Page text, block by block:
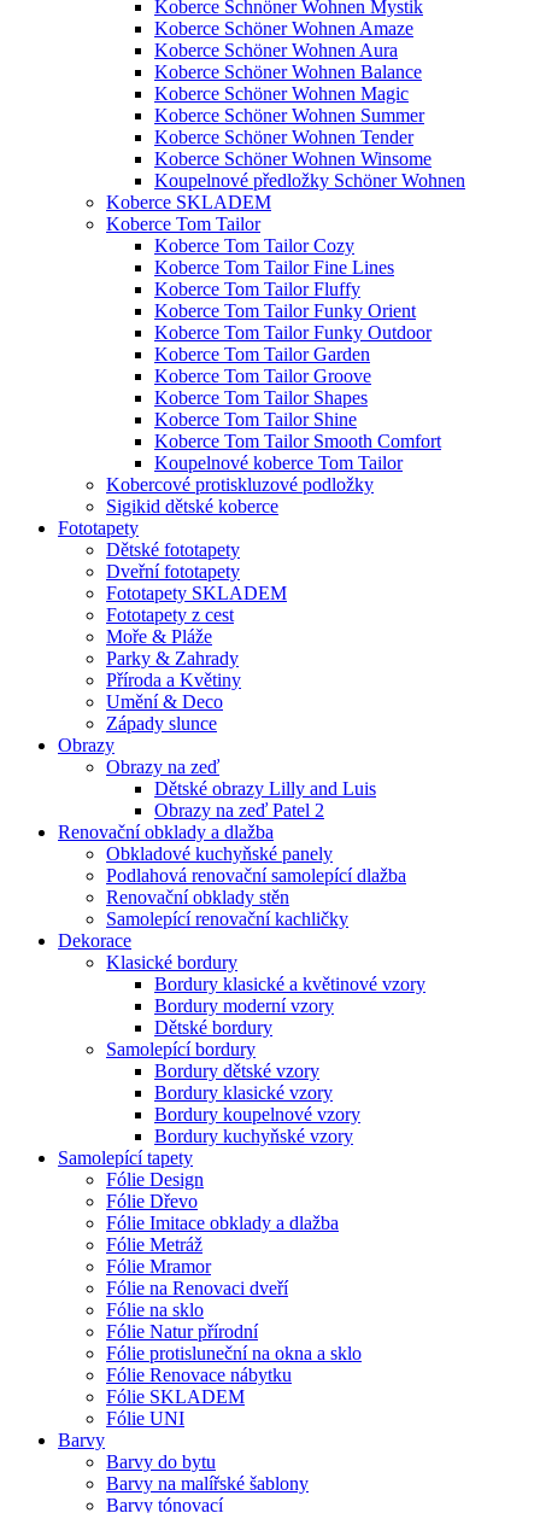
Koberce Schnöner Wohnen Mystik
Koberce Schöner Wohnen Amaze
Koberce Schöner Wohnen Aura
Koberce Schöner Wohnen Balance
Koberce Schöner Wohnen Magic
Koberce Schöner Wohnen Summer
Koberce Schöner Wohnen Tender
Koberce Schöner Wohnen Winsome
Koupelnové předložky Schöner Wohnen
Koberce SKLADEM
Koberce Tom Tailor
Koberce Tom Tailor Cozy
Koberce Tom Tailor Fine Lines
Koberce Tom Tailor Fluffy
Koberce Tom Tailor Funky Orient
Koberce Tom Tailor Funky Outdoor
Koberce Tom Tailor Garden
Koberce Tom Tailor Groove
Koberce Tom Tailor Shapes
Koberce Tom Tailor Shine
Koberce Tom Tailor Smooth Comfort
Koupelnové koberce Tom Tailor
Kobercové protiskluzové podložky
Sigikid dětské koberce
Fototapety
Dětské fototapety
Dveřní fototapety
Fototapety SKLADEM
Fototapety z cest
Moře & Pláže
Parky & Zahrady
Příroda a Květiny
Umění & Deco
Západy slunce
Obrazy
Obrazy na zeď
Dětské obrazy Lilly and Luis
Obrazy na zeď Patel 2
Renovační obklady a dlažba
Obkladové kuchyňské panely
Podlahová renovační samolepící dlažba
Renovační obklady stěn
Samolepící renovační kachličky
Dekorace
Klasické bordury
Bordury klasické a květinové vzory
Bordury moderní vzory
Dětské bordury
Samolepící bordury
Bordury dětské vzory
Bordury klasické vzory
Bordury koupelnové vzory
Bordury kuchyňské vzory
Samolepící tapety
Fólie Design
Fólie Dřevo
Fólie Imitace obklady a dlažba
Fólie Metráž
Fólie Mramor
Fólie na Renovaci dveří
Fólie na sklo
Fólie Natur přírodní
Fólie protisluneční na okna a sklo
Fólie Renovace nábytku
Fólie SKLADEM
Fólie UNI
Barvy
Barvy do bytu
Barvy na malířské šablony
Barvy tónovací